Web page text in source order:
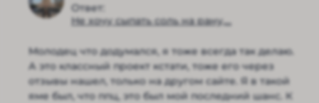
Ответ:
Не хочу сыпать соль на рану,...
Молодец что додумался, я тоже всегда так делаю.
А это классный проект кстати, тоже его через
отзывы нашел, только на другом сайте. Я в такой
яме был, что ппц, это был мой последний шанс. К